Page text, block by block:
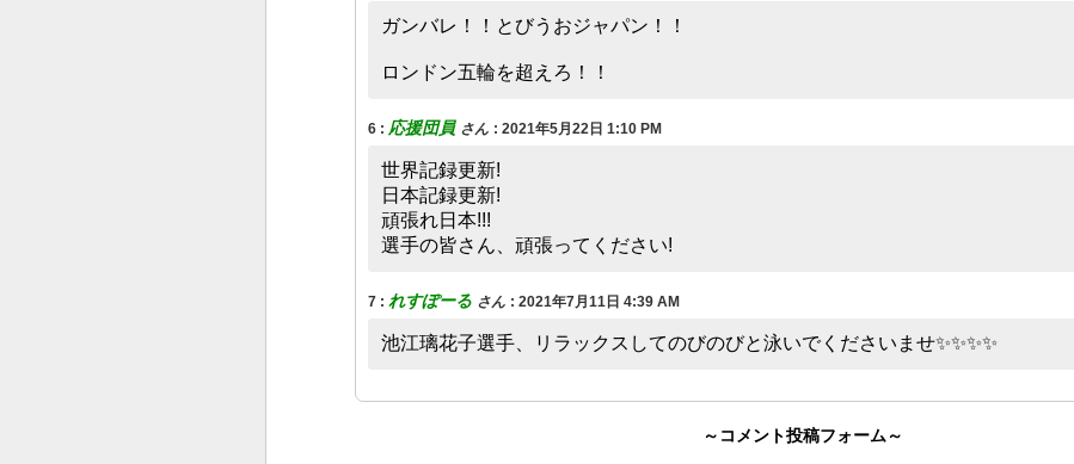
ガンバレ！！とびうおジャパン！！
‌ロンドン五輪を超えろ！！
6 : 応援団員 さん : 2021年5月22日 1:10 PM
世界記録更新!
‌日本記録更新!
‌頑張れ日本!!!
‌選手の皆さん、頑張ってください!
7 : れすぽーる さん : 2021年7月11日 4:39 AM
池江璃花子選手、リラックスしてのびのびと泳いでくださいませ✨✨✨✨
～コメント投稿フォーム～